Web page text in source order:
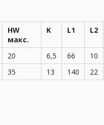
HW
макс.
K L1 L2
20 6,5 66 10
35 13 140 22